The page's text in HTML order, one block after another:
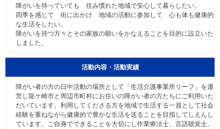
障がいを持っていても 住み慣れた地域で安心して暮らしたい。
四季を感じて 街に出かけ 地域の活動に参加して 心も体も健康的
な生活をしたい。
障がいを持つ方々とその家族の願いをかなえることを目的に設立いた
しました。
活動内容・活動実績
障がい者の方の日中活動の場所として「生活介護事業所リーフ」を運
営し龍ケ崎市と周辺市町村にお住いの障がい者の方たちにご利用いた
だいています。利用してくださる方を地域で生活する一員として社会
経験を重ねながら健康的で豊かな生活を送ることを目指してしえんし
ています。ご自身でできることを大切にし作業療法士、言語聴覚士、